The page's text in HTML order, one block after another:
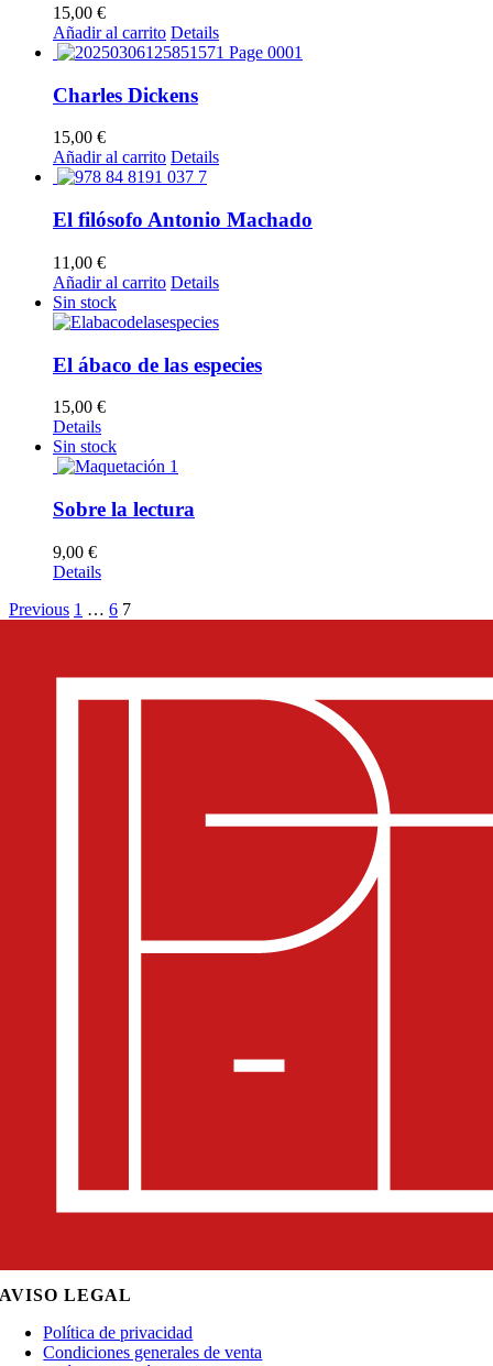
15,00 €
Añadir al carrito Details
Charles Dickens
15,00 €
Añadir al carrito Details
El filósofo Antonio Machado
11,00 €
Añadir al carrito Details
Sin stock
El ábaco de las especies
15,00 €
Details
Sin stock
Sobre la lectura
9,00 €
Details
Previous 1 … 6 7
AVISO LEGAL
Política de privacidad
Condiciones generales de venta